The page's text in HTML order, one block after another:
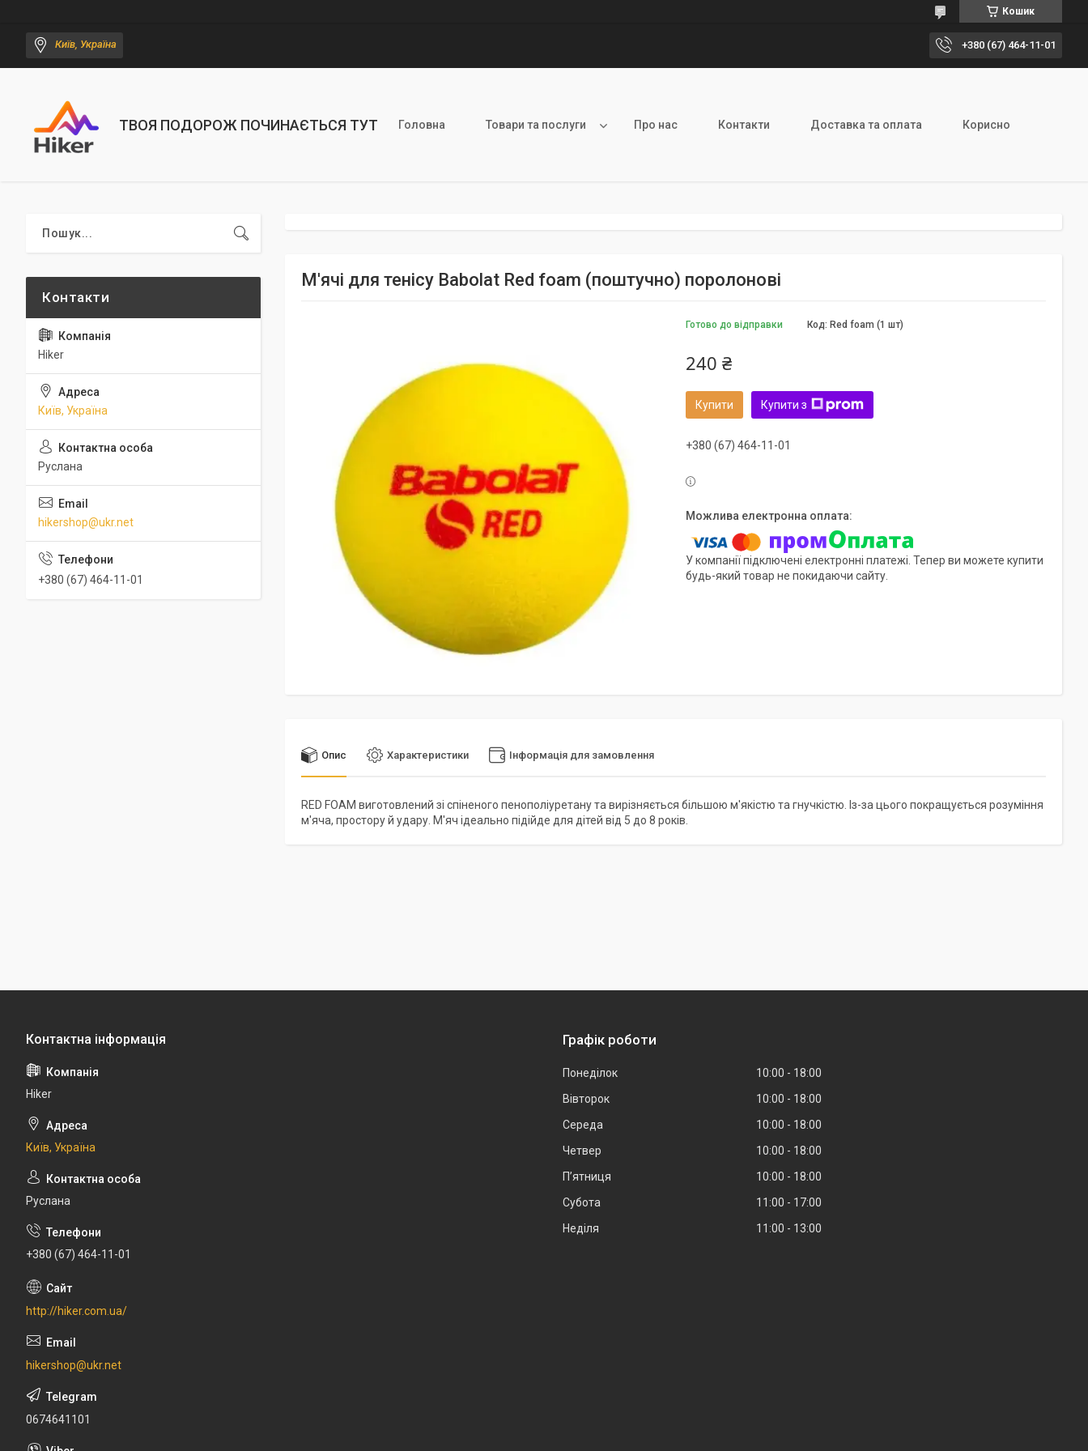
Кошик
Київ, Україна +380 (67) 464-11-01
ТВОЯ ПОДОРОЖ ПОЧИНАЄТЬСЯ ТУТ Головна Товари та послуги Про нас Контакти Доставка та оплата Корисно
М'ячі для тенісу Babolat Red foam (поштучно) поролонові
Готово до відправки Код: Red foam (1 шт)
240 ₴
Купити Купити з
+380 (67) 464-11-01
У компанії підключені електронні платежі. Тепер ви можете купити
будь-який товар не покидаючи сайту.
Опис Характеристики Інформація для замовлення
RED FOAM виготовлений зі спіненого пенополіуретану та вирізняється більшою м'якістю та гнучкістю. Із-за цього покращується розуміння
м'яча, простору й удару. М'яч ідеально підійде для дітей від 5 до 8 років.
Hiker
Київ, Україна
Руслана
hikershop@ukr.net
+380 (67) 464-11-01
Hiker
Київ, Україна
Руслана
+380 (67) 464-11-01
http://hiker.com.ua/
hikershop@ukr.net
0674641101
Графік роботи
Понеділок 10:00
18:00
Вівторок
10:00
18:00
Середа
10:00
18:00
Четвер
10:00
18:00
Пʼятниця
10:00
18:00
Субота
11:00
17:00
Неділя
11:00 13:00